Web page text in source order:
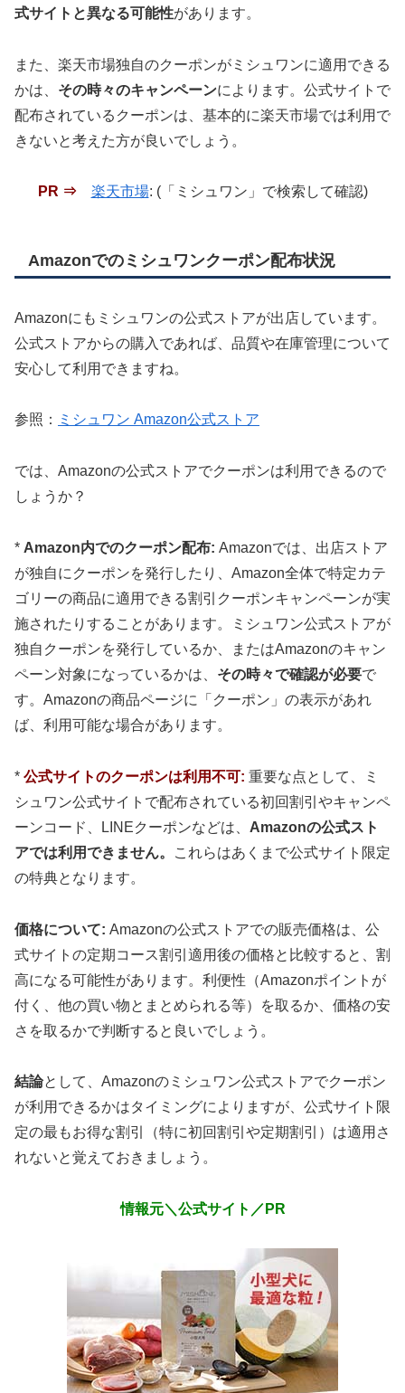
式サイトと異なる可能性があります。
また、楽天市場独自のクーポンがミシュワンに適用できる
かは、 その時々のキャンペーンによります。公式サイトで
配布されているクーポンは、基本的に楽天市場では利用で
きないと考えた方が良いでしょう。
PR ⇒ 楽天市場: (「ミシュワン」で検索して確認)
Amazonでのミシュワンクーポン配布状況
Amazonにもミシュワンの公式ストアが出店しています。
公式ストアからの購入であれば、品質や在庫管理について
安心して利用できますね。
参照： ミシュワン Amazon公式ストア
では、Amazonの公式ストアでクーポンは利用できるので
しょうか？
* Amazon内でのクーポン配布: Amazonでは、出店ストア
が独自にクーポンを発行したり、Amazon全体で特定カテ
ゴリーの商品に適用できる割引クーポンキャンペーンが実
施されたりすることがあります。ミシュワン公式ストアが
独自クーポンを発行しているか、またはAmazonのキャン
ペーン対象になっているかは、 その時々で確認が必要で
す。Amazonの商品ページに「クーポン」の表示があれ
ば、利用可能な場合があります。
* 公式サイトのクーポンは利用不可: 重要な点として、ミ
シュワン公式サイトで配布されている初回割引やキャンペ
ーンコード、LINEクーポンなどは、 Amazonの公式スト
アでは利用できません。
これらはあくまで公式サイト限定
の特典となります。
価格について: Amazonの公式ストアでの販売価格は、公
式サイトの定期コース割引適用後の価格と比較すると、割
高になる可能性があります。利便性（Amazonポイントが
付く、他の買い物とまとめられる等）を取るか、価格の安
さを取るかで判断すると良いでしょう。
結論として、Amazonのミシュワン公式ストアでクーポン
が利用できるかはタイミングによりますが、公式サイト限
定の最もお得な割引（特に初回割引や定期割引）は適用さ
れないと覚えておきましょう。
情報元＼公式サイト／PR